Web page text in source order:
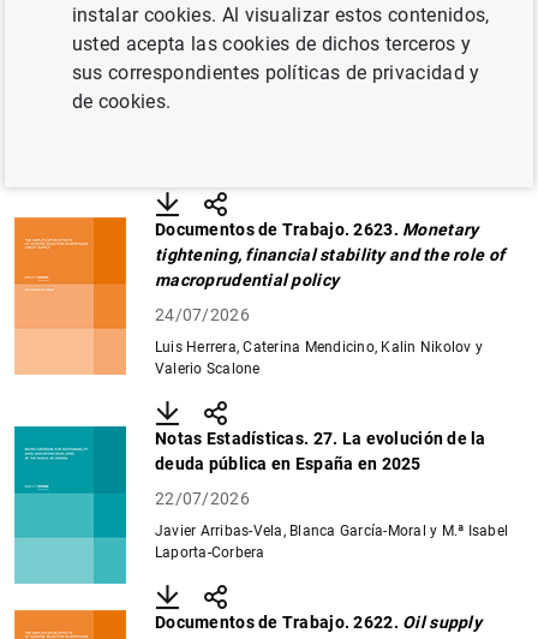
Documentos de Trabajo. 2624.The impact of
air pollution on the housing market: The case
DescargarCompartir
Documentos de Trabajo. 2623. Monetary
tightening, financial stability and the role of
macroprudential policy
24/07/2026
Luis Herrera, Caterina Mendicino, Kalin Nikolov y
Valerio Scalone
DescargarCompartir
Notas Estadísticas. 27. La evolución de la
deuda pública en España en 2025
22/07/2026
Javier Arribas-Vela, Blanca García-Moral y M.ª Isabel
Laporta-Corbera
DescargarCompartir
Documentos de Trabajo. 2622. Oil supply
instalar cookies. Al visualizar estos contenidos,
usted acepta las cookies de dichos terceros y
sus correspondientes políticas de privacidad y
de cookies.